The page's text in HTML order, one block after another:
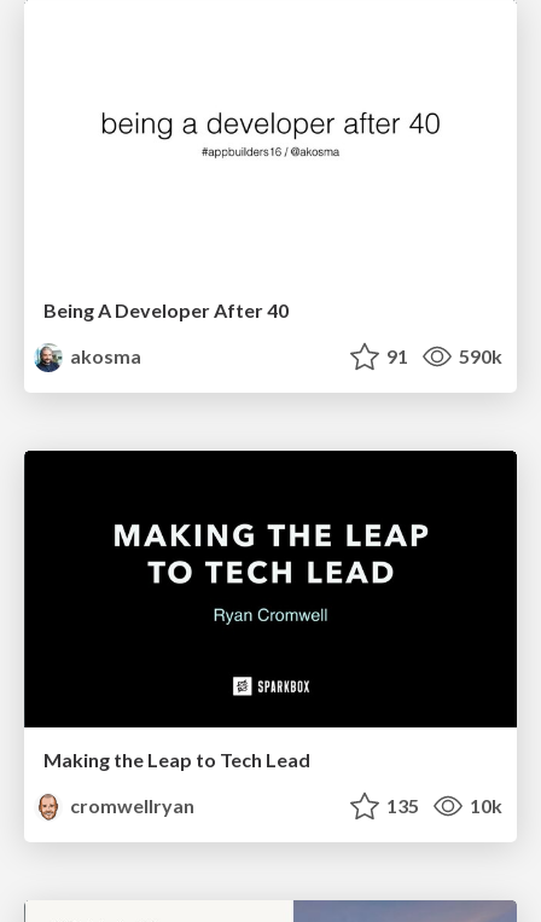
Being A Developer After 40
akosma
91 590k
Making the Leap to Tech Lead
cromwellryan
135 10k